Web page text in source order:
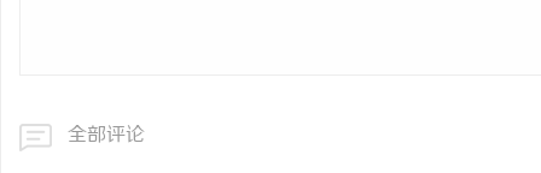
全部评论